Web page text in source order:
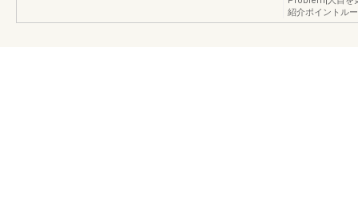
紹介ポイントル